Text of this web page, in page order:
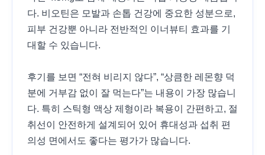
다. 비오틴은 모발과 손톱 건강에 중요한 성분으로,
피부 건강뿐 아니라 전반적인 이너뷰티 효과를 기
대할 수 있습니다.
후기를 보면 “전혀 비리지 않다”, “상큼한 레몬향 덕
분에 거부감 없이 잘 먹는다”는 내용이 가장 많습니
다. 특히 스틱형 액상 제형이라 복용이 간편하고, 절
취선이 안전하게 설계되어 있어 휴대성과 섭취 편
의성 면에서도 좋다는 평가가 많습니다.